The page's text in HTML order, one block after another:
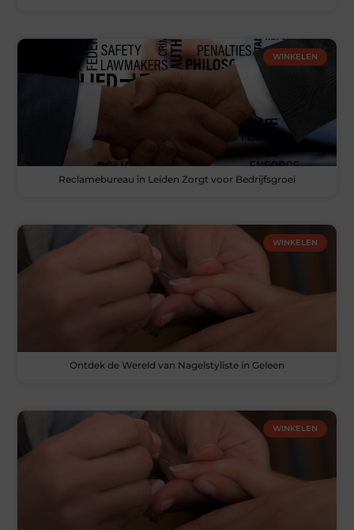
WINKELEN
Reclamebureau in Leiden Zorgt voor Bedrijfsgroei
WINKELEN
Ontdek de Wereld van Nagelstyliste in Geleen
WINKELEN